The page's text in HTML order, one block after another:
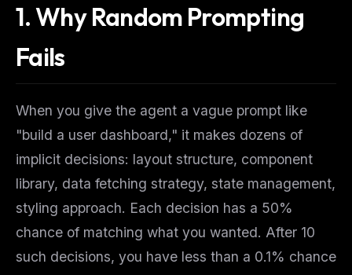
1. Why Random Prompting
Fails
When you give the agent a vague prompt like
"build a user dashboard," it makes dozens of
implicit decisions: layout structure, component
library, data fetching strategy, state management,
styling approach. Each decision has a 50%
chance of matching what you wanted. After 10
such decisions, you have less than a 0.1% chance